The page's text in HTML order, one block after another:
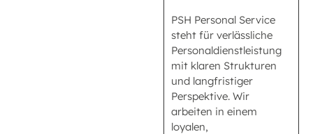
PSH Personal Service
steht für verlässliche
Personaldienstleistung
mit klaren Strukturen
und langfristiger
Perspektive. Wir
arbeiten in einem
loyalen,